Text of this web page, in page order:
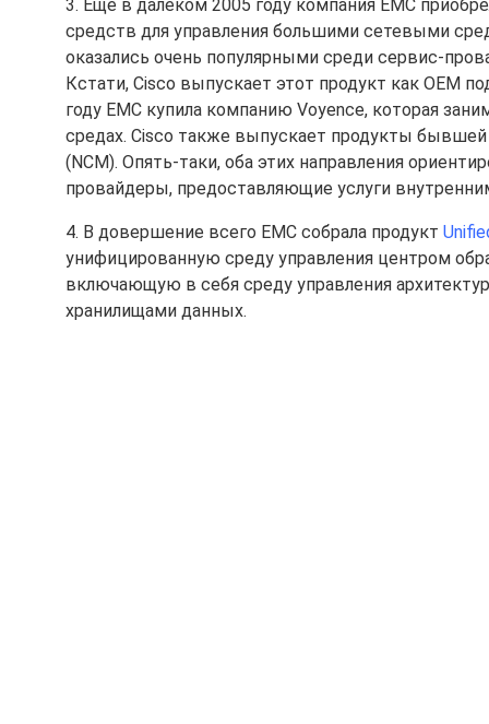
3. Еще в далеком 2005 году компания EMC
средств для управления большими сетевыми
оказались очень популярными среди сервис-
Кстати, Cisco выпускает этот продукт как OEM
году EMC купила компанию Voyence, которая
средах. Cisco также выпускает продукты бывшей
(NCM). Опять-таки, оба этих направления
провайдеры, предоставляющие услуги
4. В довершение всего EMC собрала продукт
унифицированную среду управления центром
включающую в себя среду управления
хранилищами данных.